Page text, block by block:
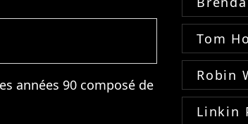
années 90 composé de
Tom
Robin
Linkin